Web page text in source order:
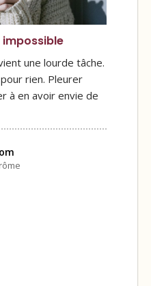
impossible
une lourde tâche.
rien. Pleurer
à en avoir envie de